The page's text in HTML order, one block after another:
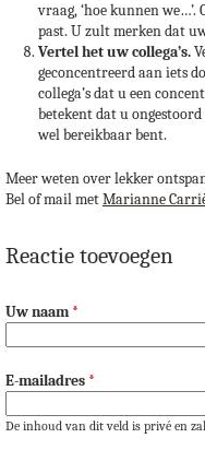
vraag, ‘hoe kunnen
past. U zult merken dat
Vertel het uw collega’s.
geconcentreerd aan iets
collega’s dat u een
betekent dat u
wel bereikbaar bent.
Meer weten over lekker
Bel of mail metMarianne
Reactie toevoegen
Uw naam*
E-mailadres *
De inhoud van dit veld is privé en